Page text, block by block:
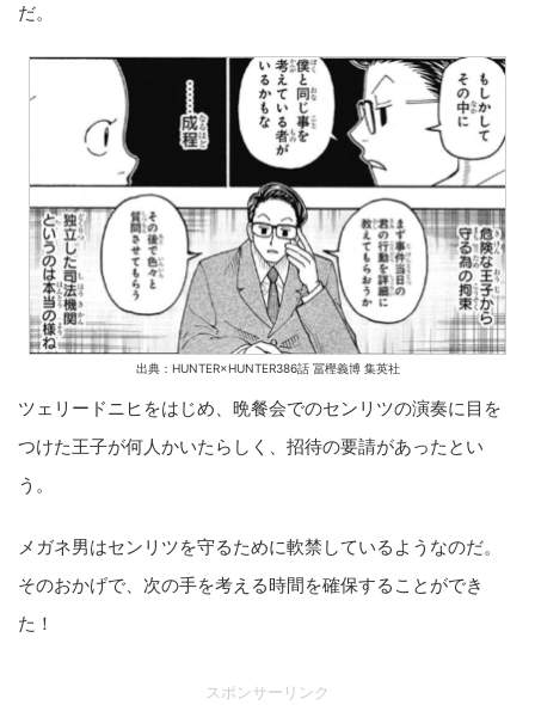
だ。
出典：HUNTER×HUNTER386話 冨樫義博 集英社
ツェリードニヒをはじめ、晩餐会でのセンリツの演奏に目を
つけた王子が何人かいたらしく、招待の要請があったとい
う。
メガネ男はセンリツを守るために軟禁しているようなのだ。
そのおかげで、次の手を考える時間を確保することができ
た！
スポンサーリンク